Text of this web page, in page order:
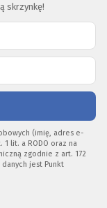
skrzynkę!
(imię, adres e-
lit. a RODO oraz na
zgodnie z art. 172
jest Punkt